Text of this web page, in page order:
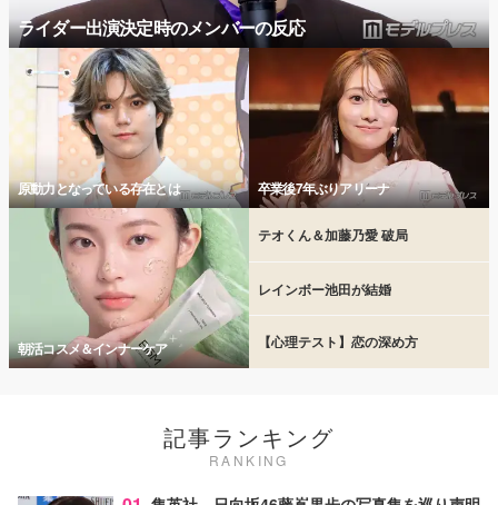
ライダー出演決定時のメンバーの反応
原動力となっている存在とは 卒業後7年ぶりアリーナ
朝活コスメ＆インナーケア
テオくん＆加藤乃愛 破局
レインボー池田が結婚
【心理テスト】恋の深め方
記事ランキング
RANKING